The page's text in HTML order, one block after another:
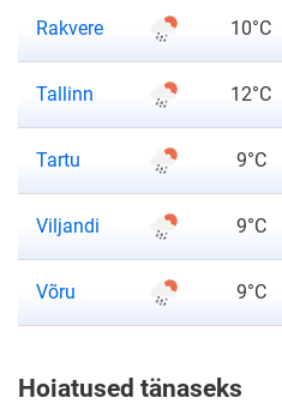
Rakvereilmateade 10°C
Tallinn ilmateade 12°C
Tartu 9°C
Viljandi ilmateade 9°C
Võru 9°C
Hoiatused tänaseks